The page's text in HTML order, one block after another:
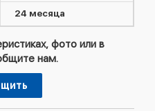
24 месяца
фото или в
нам.